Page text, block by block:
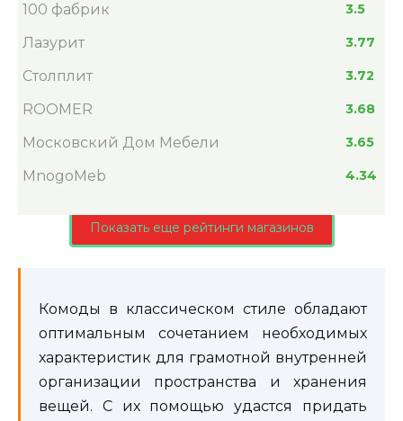
100 фабрик 3.5
Лазурит 3.77
Столплит 3.72
ROOMER 3.68
Московский Дом Мебели 3.65
MnogoMeb 4.34
Показать еще рейтинги магазинов
Комоды в классическом стиле обладают
оптимальным сочетанием необходимых
характеристик для грамотной внутренней
организации пространства и хранения
вещей. С их помощью удастся придать